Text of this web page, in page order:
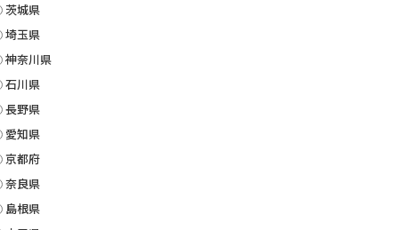
茨城県
埼玉県
神奈川県
石川県
長野県
愛知県
京都府
奈良県
島根県